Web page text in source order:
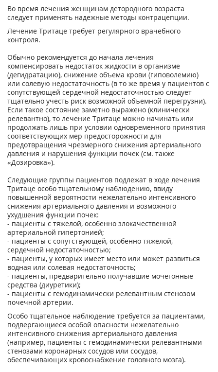
Во время лечения женщинам детородного возраста
следует применять надежные методы контрацепции.
Лечение Тритаце требует регулярного врачебного
контроля.
Обычно рекомендуется до начала лечения
компенсировать недостаток жидкости в организме
(дегидратацию), снижение объема крови (гиповолемию)
или солевую недостаточность (в то же время у пациентов с
сопутствующей сердечной недостаточностью следует
тщательно учесть риск возможной объемной перегрузни).
Если такое состояние заметно выражено (клинически
релевантно), то лечение Тритаце можно начинать или
продолжать лишь при условии одновременного принятия
соответствующих мер предосторожности для
предотвращения чрезмерного снижения артериального
давления и нарушения функции почек (см. также
«Дозировка»).
Следующие группы пациентов подлежат в ходе лечения
Тритаце особо тщательному наблюдению, ввиду
повышенной вероятности нежелательно интенсивного
снижения артериального давления и возможного
ухудшения функции почек:
- пациенты с тяжелой, особенно злокачественной
артериальной гипертонией;
- пациенты с сопутствующей, особенно тяжелой,
сердечной недостаточностью;
- пациенты, у которых имеет место или может развиться
водная или солевая недостаточность;
- пациенты, предварительно получавшие мочегонные
средства (диуретики);
- пациенты с гемодинамически релевантным стенозом
почечной артерии.
Особо тщательное наблюдение требуется за пациентами,
подвергающиеся особой опасности нежелательно
интенсивного снижения артериального давления
(например, пациенты с гемодинамически релевантными
стенозами коронарных сосудов или сосудов,
обеспечивающих кровоснабжение головного мозга).